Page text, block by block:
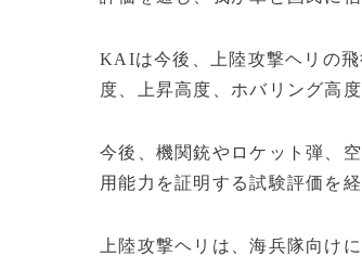
KAIは今後、上陸攻撃ヘリの
度、上昇高度、ホバリング高
今後、機関銃やロケット弾、
用能力を証明する試験評価を
上陸攻撃ヘリは、海兵隊向け